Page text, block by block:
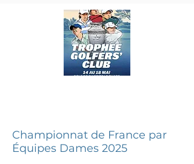
Championnat de France par
Équipes Dames 2025